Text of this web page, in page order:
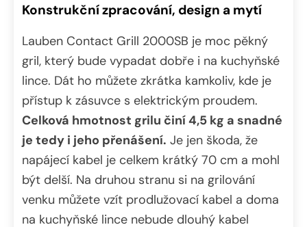
Konstrukční zpracování, design a mytí
Lauben Contact Grill 2000SB je moc pěkný
gril, který bude vypadat dobře i na kuchyňské
lince. Dát ho můžete zkrátka kamkoliv, kde je
přístup k zásuvce s elektrickým proudem.
Celková hmotnost grilu činí 4,5 kg a snadné
je tedy i jeho přenášení. Je jen škoda, že
napájecí kabel je celkem krátký 70 cm a mohl
být delší. Na druhou stranu si na grilování
venku můžete vzít prodlužovací kabel a doma
na kuchyňské lince nebude dlouhý kabel